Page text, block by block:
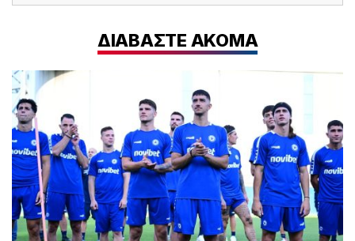
ΔΙΑΒΑΣΤΕ ΑΚΟΜΑ